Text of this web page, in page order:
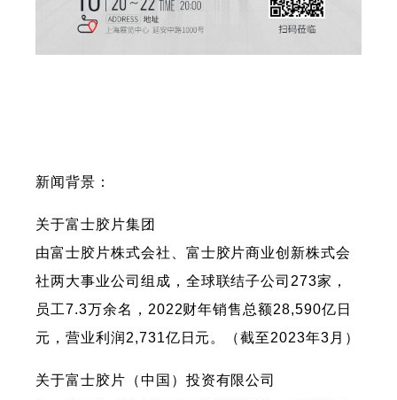
新闻背景：
关于富士胶片集团
由富士胶片株式会社、富士胶片商业创新株式会
社两大事业公司组成，全球联结子公司273家，
员工7.3万余名，2022财年销售总额28,590亿日
元，营业利润2,731亿日元。（截至2023年3月）
关于富士胶片（中国）投资有限公司